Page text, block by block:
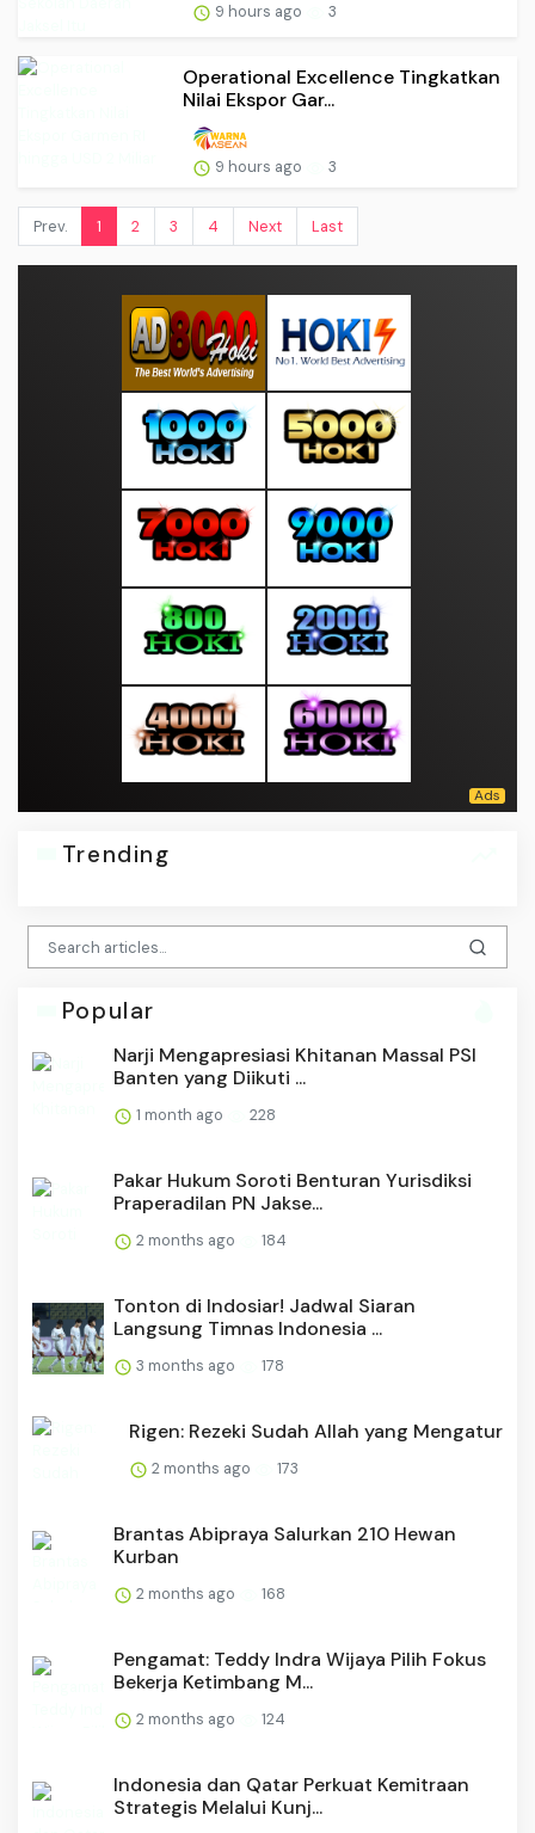
9 hours ago 3
Operational Excellence Tingkatkan
Nilai Ekspor Gar...
9 hours ago 3
Prev. 1 2 3 4 Next Last
Trending
Popular
Narji Mengapresiasi Khitanan Massal PSI
Banten yang Diikuti ...
1 month ago 228
Pakar Hukum Soroti Benturan Yurisdiksi
Praperadilan PN Jakse...
2 months ago 184
Tonton di Indosiar! Jadwal Siaran
Langsung Timnas Indonesia ...
3 months ago 178
Rigen: Rezeki Sudah Allah yang Mengatur
2 months ago 173
Brantas Abipraya Salurkan 210 Hewan
Kurban
2 months ago 168
Pengamat: Teddy Indra Wijaya Pilih Fokus
Bekerja Ketimbang M...
2 months ago 124
Indonesia dan Qatar Perkuat Kemitraan
Strategis Melalui Kunj...